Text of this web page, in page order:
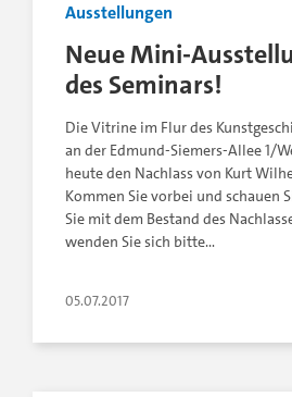
Ausstellungen
Neue Mini-
des Seminars!
Die Vitrine im Flur des
an der Edmund-Siemers-Allee 1/
heute den Nachlass von Kurt
Kommen Sie vorbei und schauen
Sie mit dem Bestand des
wenden Sie sich bitte…
05.07.2017